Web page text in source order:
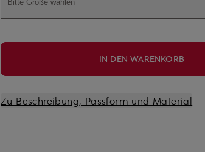
Bitte Größe wählen
IN DEN WARENKORB
Zu Beschreibung, Passform und Material